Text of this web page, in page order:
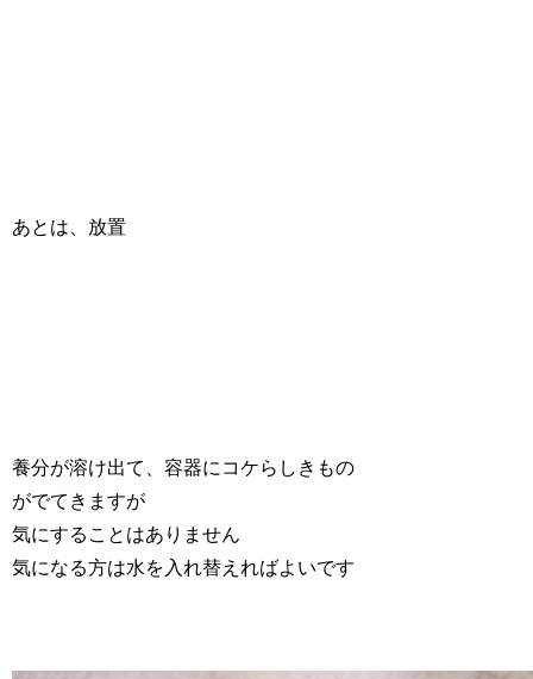
あとは、放置
養分が溶け出て、容器にコケらしきもの
がでてきますが
気にすることはありません
気になる方は水を入れ替えればよいです